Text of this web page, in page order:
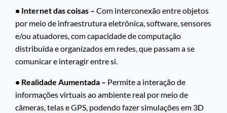
• Internet das coisas – Com interconexão entre objetos
por meio de infraestrutura eletrônica, software, sensores
e/ou atuadores, com capacidade de computação
distribuída e organizados em redes, que passam a se
comunicar e interagir entre si.
• Realidade Aumentada – Permite a interação de
informações virtuais ao ambiente real por meio de
câmeras, telas e GPS, podendo fazer simulações em 3D